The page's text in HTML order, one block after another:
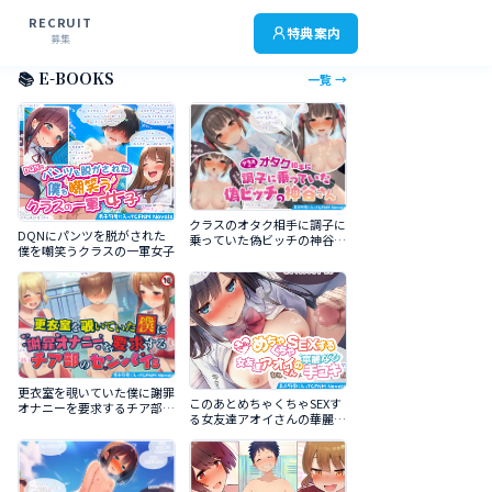
RECRUIT
募集 特典案内
📚 E-BOOKS 一覧 →
DQNにパンツを脱がされた
僕を嘲笑うクラスの一軍女子
クラスのオタク相手に調子に
乗っていた偽ビッチの神谷さ
更衣室を覗いていた僕に謝罪
オナニーを要求するチア部の
このあとめちゃくちゃSEXす
る女友達アオイさんの華麗な